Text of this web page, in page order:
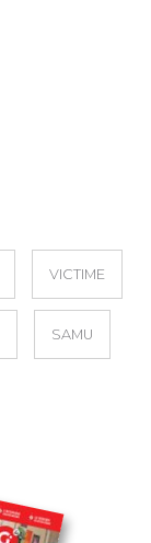
VICTIME
SAMU